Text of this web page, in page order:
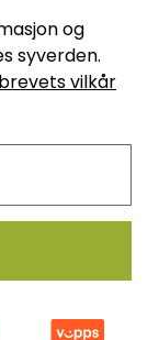
og
syverden.
vilkår